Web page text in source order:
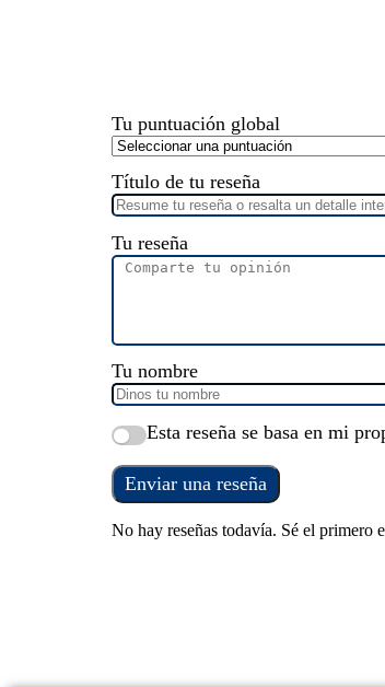
Tu puntuación global
Título de tu reseña
Tu reseña
Tu nombre
Esta reseña se basa en mi
Enviar una reseña
No hay reseñas todavía. Sé el primero